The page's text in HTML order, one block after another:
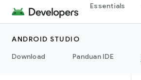
Essentials
ANDROID STUDIO
Download
Panduan IDE